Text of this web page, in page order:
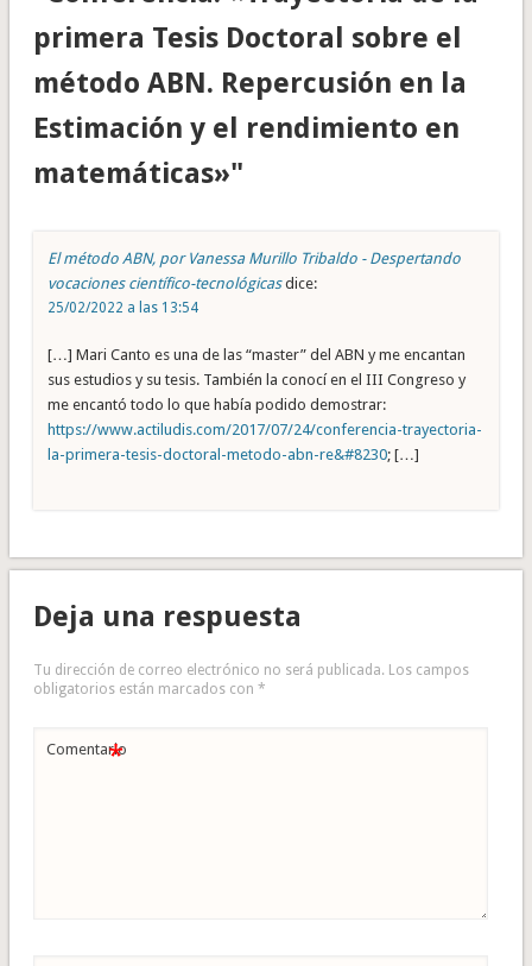
primera Tesis Doctoral sobre el
método ABN. Repercusión en la
Estimación y el rendimiento en
matemáticas»"
El método ABN, por Vanessa Murillo Tribaldo - Despertando
vocaciones científico-tecnológicas dice:
25/02/2022 a las 13:54
[…] Mari Canto es una de las “master” del ABN y me encantan
sus estudios y su tesis. También la conocí en el III Congreso y
me encantó todo lo que había podido demostrar:
https://www.actiludis.com/2017/07/24/conferencia-trayectoria-
la-primera-tesis-doctoral-metodo-abn-re&#8230; […]
Deja una respuesta
Tu dirección de correo electrónico no será publicada. Los campos
obligatorios están marcados con *
Comentario
*